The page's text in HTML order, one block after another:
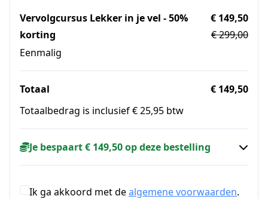
Vervolgcursus Lekker in je vel - 50%
korting
Eenmalig
€ 149,50
€ 299,00
Totaal
€ 149,50
Totaalbedrag is inclusief € 25,95 btw
Je bespaart € 149,50 op deze bestelling
Ik ga akkoord met dealgemene voorwaarden.